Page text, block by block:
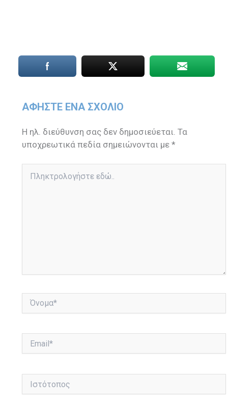
ΑΦΉΣΤΕ ΈΝΑ ΣΧΌΛΙΟ
Η ηλ. διεύθυνση σας δεν δημοσιεύεται. Τα
υποχρεωτικά πεδία σημειώνονται με*
εδώ..
Όνομα*